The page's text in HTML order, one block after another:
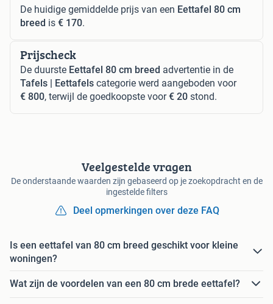
De huidige gemiddelde prijs van een Eettafel 80 cm
breed is € 170.
Prijscheck
De duurste Eettafel 80 cm breed advertentie in de
Tafels | Eettafels categorie werd aangeboden voor
€ 800, terwijl de goedkoopste voor€ 20 stond.
Veelgestelde vragen
De onderstaande waarden zijn gebaseerd op je zoekopdracht en de
ingestelde filters
Deel opmerkingen over deze FAQ
Is een eettafel van 80 cm breed geschikt voor kleine
woningen?
Wat zijn de voordelen van een 80 cm brede eettafel?